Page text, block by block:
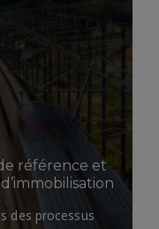
référence et
des processus